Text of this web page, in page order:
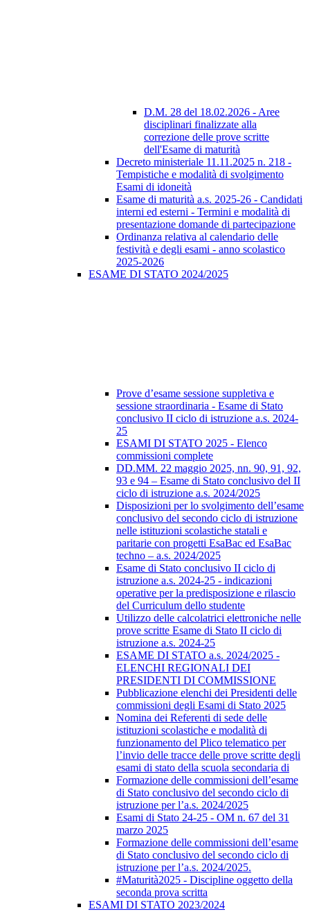
D.M. 28 del 18.02.2026 - Aree
disciplinari finalizzate alla
correzione delle prove scritte
dell'Esame di maturità
Decreto ministeriale 11.11.2025 n. 218 -
Tempistiche e modalità di svolgimento
Esami di idoneità
Esame di maturità a.s. 2025-26 - Candidati
interni ed esterni - Termini e modalità di
presentazione domande di partecipazione
Ordinanza relativa al calendario delle
festività e degli esami - anno scolastico
2025-2026
ESAME DI STATO 2024/2025
Prove d’esame sessione suppletiva e
sessione straordinaria - Esame di Stato
conclusivo II ciclo di istruzione a.s. 2024-
25
ESAMI DI STATO 2025 - Elenco
commissioni complete
DD.MM. 22 maggio 2025, nn. 90, 91, 92,
93 e 94 – Esame di Stato conclusivo del II
ciclo di istruzione a.s. 2024/2025
Disposizioni per lo svolgimento dell’esame
conclusivo del secondo ciclo di istruzione
nelle istituzioni scolastiche statali e
paritarie con progetti EsaBac ed EsaBac
techno – a.s. 2024/2025
Esame di Stato conclusivo II ciclo di
istruzione a.s. 2024-25 - indicazioni
operative per la predisposizione e rilascio
del Curriculum dello studente
Utilizzo delle calcolatrici elettroniche nelle
prove scritte Esame di Stato II ciclo di
istruzione a.s. 2024-25
ESAME DI STATO a.s. 2024/2025 -
ELENCHI REGIONALI DEI
PRESIDENTI DI COMMISSIONE
Pubblicazione elenchi dei Presidenti delle
commissioni degli Esami di Stato 2025
Nomina dei Referenti di sede delle
istituzioni scolastiche e modalità di
funzionamento del Plico telematico per
l’invio delle tracce delle prove scritte degli
esami di stato della scuola secondaria di
Formazione delle commissioni dell’esame
di Stato conclusivo del secondo ciclo di
istruzione per l’a.s. 2024/2025
Esami di Stato 24-25 - OM n. 67 del 31
marzo 2025
Formazione delle commissioni dell’esame
di Stato conclusivo del secondo ciclo di
istruzione per l’a.s. 2024/2025.
#Maturità2025 - Discipline oggetto della
seconda prova scritta
ESAMI DI STATO 2023/2024